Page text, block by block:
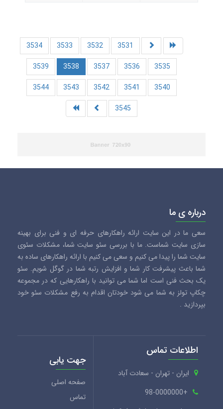
3531
3532
3533
3534
3535
3536
3537
3538
3539
3540
3541
3542
3543
3544
3545
درباره ی ما
سعی ما در این سایت ارائه راهکارهای حرفه ای و فنی برای بهینه
سازی سایت شماست. ما با بررسی سئو سایت شما، مشکلات سئوی
سایت شما را پیدا می کنیم و سعی می کنیم با ارائه راهکارهای ساده به
شما باعث پیشرفت کار شما و افزایش رتبه شما در گوگل شویم. سئو
یک بحث فنی است اما شما می توانید با راهکارهایی که در مجموعه
چکاپ تولز به شما می شود خودتان اقدام به رفع مشکلات سئو خود
بپردازید .
اطلاعات تماس
ایران - تهران - سعادت آباد
+98-0000000
جهت یابی
صفحه اصلی
تماس